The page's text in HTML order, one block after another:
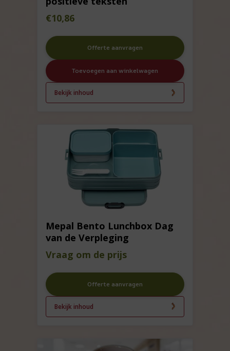
€10,86
Offerte aanvragen
Toevoegen aan winkelwagen
Bekijk inhoud
Mepal Bento Lunchbox Dag
van de Verpleging
Vraag om de prijs
Offerte aanvragen
Bekijk inhoud